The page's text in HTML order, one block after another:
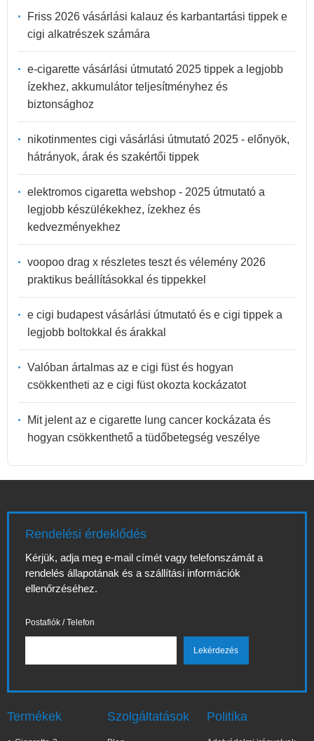
Friss 2026 vásárlási kalauz és karbantartási tippek e
cigi alkatrészek számára
e-cigarette vásárlási útmutató 2025 tippek a legjobb
ízekhez, akkumulátor teljesítményhez és
biztonsághoz
nikotinmentes cigi vásárlási útmutató 2025 - előnyök,
hátrányok, árak és szakértői tippek
elektromos cigaretta webshop - 2025 útmutató a
legjobb készülékekhez, ízekhez és
kedvezményekhez
voopoo drag x részletes teszt és vélemény 2026
praktikus beállításokkal és tippekkel
e cigi budapest vásárlási útmutató és e cigi tippek a
legjobb boltokkal és árakkal
Valóban ártalmas az e cigi füst és hogyan
csökkentheti az e cigi füst okozta kockázatot
Mit jelent az e cigarette lung cancer kockázata és
hogyan csökkenthető a tüdőbetegség veszélye
Rendelési érdeklődés
Kérjük, adja meg e-mail címét vagy telefonszámát a
rendelés állapotának és a szállítási információk
ellenőrzéséhez.
Postafiók / Telefon
Termékek Szolgáltatások Politika